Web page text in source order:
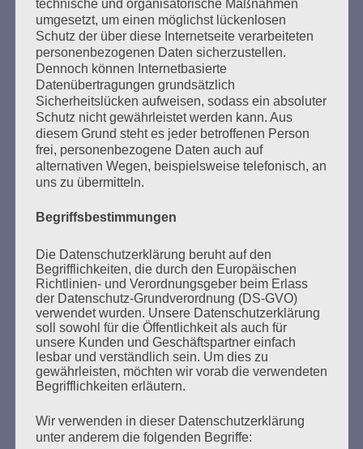
richtig miteinander reden über das, was wir
erreichen wollen.
Peggy Parnass - 10. Januar 2021
SUCHEN
MARATHONLESUNG AUS DEN
VERBRANNTEN BÜCHERN
technische und organisatorische Maßnahmen
umgesetzt, um einen möglichst lückenlosen
Schutz der über diese Internetseite verarbeiteten
personenbezogenen Daten sicherzustellen.
Dennoch können Internetbasierte
Datenübertragungen grundsätzlich
Sicherheitslücken aufweisen, sodass ein absoluter
Schutz nicht gewährleistet werden kann. Aus
diesem Grund steht es jeder betroffenen Person
frei, personenbezogene Daten auch auf
alternativen Wegen, beispielsweise telefonisch, an
uns zu übermitteln.
Begriffsbestimmungen
Die Datenschutzerklärung beruht auf den
Begrifflichkeiten, die durch den Europäischen
Richtlinien- und Verordnungsgeber beim Erlass
der Datenschutz-Grundverordnung (DS-GVO)
verwendet wurden. Unsere Datenschutzerklärung
soll sowohl für die Öffentlichkeit als auch für
unsere Kunden und Geschäftspartner einfach
lesbar und verständlich sein. Um dies zu
gewährleisten, möchten wir vorab die verwendeten
Begrifflichkeiten erläutern.
Wir verwenden in dieser Datenschutzerklärung
unter anderem die folgenden Begriffe: